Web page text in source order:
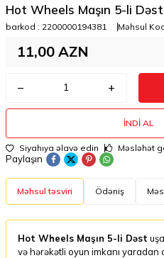
Hot Wheels Maşın 5-li
barkod : 2200000194381 Məhsul
11,00 AZN
İNDI AL
Siyahıya əlavə edin Məsləhət
Paylaşın
Məhsul təsviri Ödəniş
Hot Wheels Maşın 5-li Dəst
və hərəkətli oyun imkanı yaradan